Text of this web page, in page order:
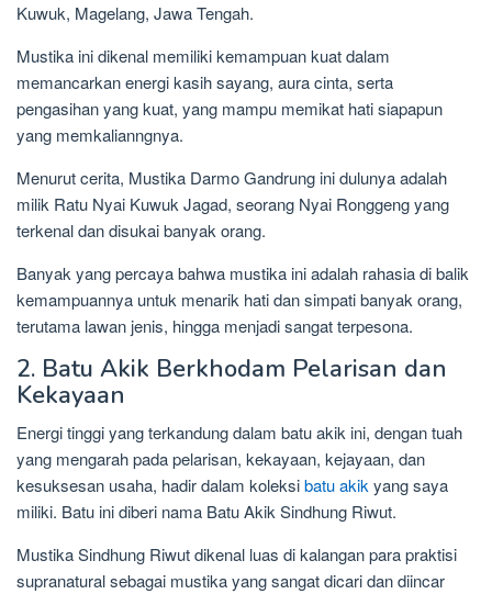
Kuwuk, Magelang, Jawa Tengah.
Mustika ini dikenal memiliki kemampuan kuat dalam
memancarkan energi kasih sayang, aura cinta, serta
pengasihan yang kuat, yang mampu memikat hati siapapun
yang memkalianngnya.
Menurut cerita, Mustika Darmo Gandrung ini dulunya adalah
milik Ratu Nyai Kuwuk Jagad, seorang Nyai Ronggeng yang
terkenal dan disukai banyak orang.
Banyak yang percaya bahwa mustika ini adalah rahasia di balik
kemampuannya untuk menarik hati dan simpati banyak orang,
terutama lawan jenis, hingga menjadi sangat terpesona.
2. Batu Akik Berkhodam Pelarisan dan
Kekayaan
Energi tinggi yang terkandung dalam batu akik ini, dengan tuah
yang mengarah pada pelarisan, kekayaan, kejayaan, dan
kesuksesan usaha, hadir dalam koleksibatu akikyang saya
miliki. Batu ini diberi nama Batu Akik Sindhung Riwut.
Mustika Sindhung Riwut dikenal luas di kalangan para praktisi
supranatural sebagai mustika yang sangat dicari dan diincar